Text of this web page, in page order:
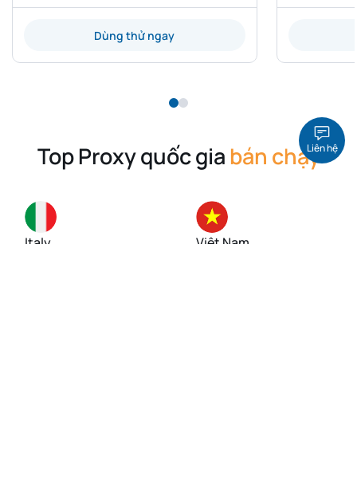
Dùng thử ngay
Top Proxy quốc giabán chạy
Italy Việt Nam
Liên hệ